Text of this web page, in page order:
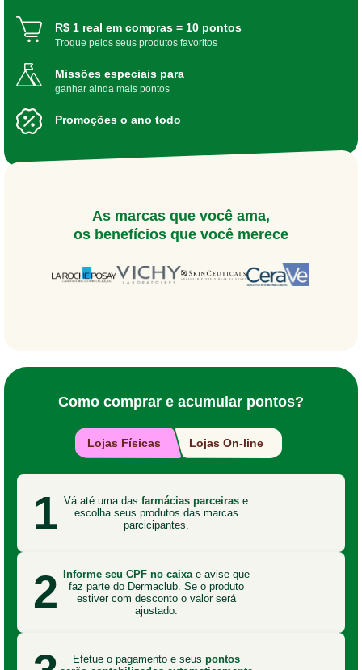
R$ 1 real em compras = 10 pontos
Troque pelos seus produtos favoritos
Missões especiais para
ganhar ainda mais pontos
Promoções o ano todo
As marcas que você ama,
os benefícios que você merece
Como comprar e acumular pontos?
Lojas Físicas Lojas On-line
1 Vá até uma das farmácias parceiras e
escolha seus produtos das marcas
parcicipantes.
2 Informe seu CPF no caixae avise que
faz parte do Dermaclub. Se o produto
estiver com desconto o valor será
ajustado.
Efetue o pagamento e seus pontos